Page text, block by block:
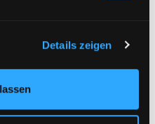
Details zeigen